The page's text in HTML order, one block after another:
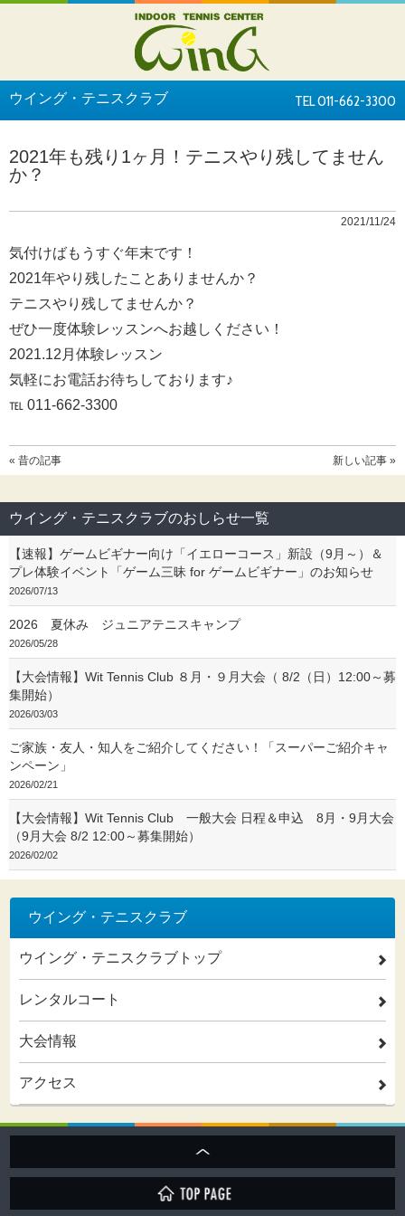
ウイング・テニスクラブ TEL 011-662-3300
2021年も残り1ヶ月！テニスやり残してません
か？
2021/11/24
気付けばもうすぐ年末です！
2021年やり残したことありませんか？
テニスやり残してませんか？
ぜひ一度体験レッスンへお越しください！
2021.12月体験レッスン
気軽にお電話お待ちしております♪
℡ 011-662-3300
« 昔の記事 新しい記事 »
ウイング・テニスクラブのおしらせ一覧
【速報】ゲームビギナー向け「イエローコース」新設（9月～）＆
プレ体験イベント「ゲーム三昧 for ゲームビギナー」のお知らせ
2026/07/13
2026 夏休み ジュニアテニスキャンプ
2026/05/28
【大会情報】Wit Tennis Club ８月・９月大会（ 8/2（日）12:00～募
集開始）
2026/03/03
ご家族・友人・知人をご紹介してください！「スーパーご紹介キャ
ンペーン」
2026/02/21
【大会情報】Wit Tennis Club 一般大会 日程＆申込 8月・9月大会
（9月大会 8/2 12:00～募集開始）
2026/02/02
ウイング・テニスクラブ
ウイング・テニスクラブトップ 2
レンタルコート 2
大会情報 2
アクセス 2